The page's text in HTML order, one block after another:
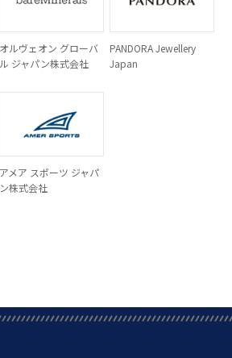
オルヴェオン グローバ
ル ジャパン株式会社
PANDORA Jewellery
Japan
アメア スポーツ ジャパ
ン株式会社